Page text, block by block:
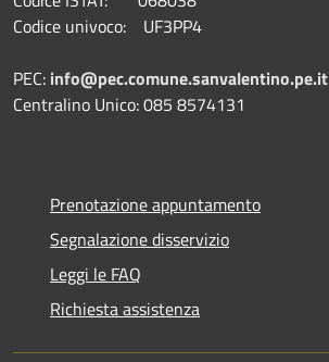
Codice univoco: UF3PP4
PEC: info@pec.comune.sanvalentino.pe.it
Centralino Unico: 085 8574131
Prenotazione appuntamento
Segnalazione disservizio
Leggi le FAQ
Richiesta assistenza